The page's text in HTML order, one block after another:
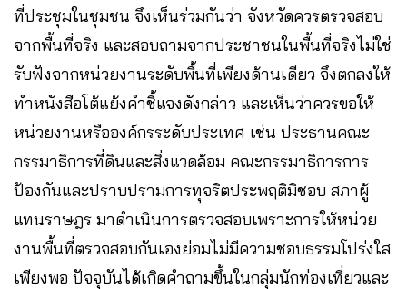
ที่ประชุมในชุมชน จึงเห็นร่วมกันว่า จังหวัดควรตรวจสอบ
จากพื้นที่จริง และสอบถามจากประชาชนในพื้นที่จริงไม่ใช่
รับฟังจากหน่วยงานระดับพื้นที่เพียงด้านเดียว จึงตกลงให้
ทำหนังสือโต้แย้งคำชี้แจงดังกล่าว และเห็นว่าควรขอให้
หน่วยงานหรือองค์กรระดับประเทศ เช่น ประธานคณะ
กรรมาธิการที่ดินและสิ่งแวดล้อม คณะกรรมาธิการการ
ป้องกันและปราบปรามการทุจริตประพฤติมิชอบ สภาผู้
แทนราษฎร มาดำเนินการตรวจสอบเพราะการให้หน่วย
งานพื้นที่ตรวจสอบกันเองย่อมไม่มีความชอบธรรมโปร่งใส
เพียงพอ ปัจจุบันได้เกิดคำถามขึ้นในกลุ่มนักท่องเที่ยวและ